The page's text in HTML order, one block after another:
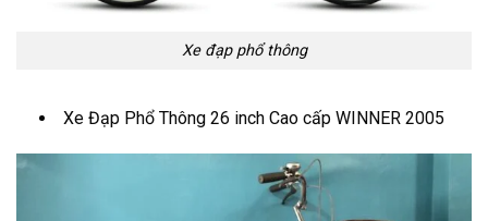
Xe đạp phổ thông
Xe Đạp Phổ Thông 26 inch Cao cấp WINNER 2005